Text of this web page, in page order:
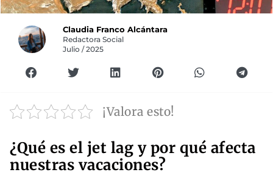
Claudia Franco Alcántara
Redactora Social
Julio / 2025
¡Valora esto!
¿Qué es el jet lag y por qué afecta
nuestras vacaciones?